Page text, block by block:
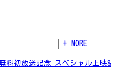
+ MORE
料初放送記念 スペシャル上映&